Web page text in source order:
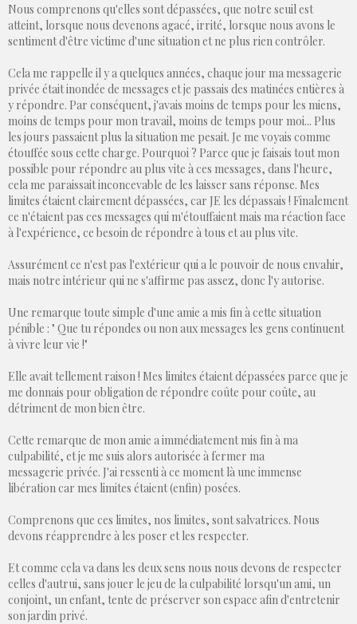
Nous comprenons qu'elles sont dépassées, que notre seuil est
atteint, lorsque nous devenons agacé, irrité, lorsque nous avons le
sentiment d'être victime d'une situation et ne plus rien contrôler.
Cela me rappelle il y a quelques années, chaque jour ma messagerie
privée était inondée de messages et je passais des matinées entières à
y répondre. Par conséquent, j'avais moins de temps pour les miens,
moins de temps pour mon travail, moins de temps pour moi... Plus
les jours passaient plus la situation me pesait. Je me voyais comme
étouffée sous cette charge. Pourquoi ? Parce que je faisais tout mon
possible pour répondre au plus vite à ces messages, dans l'heure,
cela me paraissait inconcevable de les laisser sans réponse. Mes
limites étaient clairement dépassées, car JE les dépassais ! Finalement
ce n'étaient pas ces messages qui m'étouffaient mais ma réaction face
à l'expérience, ce besoin de répondre à tous et au plus vite.
Assurément ce n'est pas l'extérieur qui a le pouvoir de nous envahir,
mais notre intérieur qui ne s'affirme pas assez, donc l'y autorise.
Une remarque toute simple d'une amie a mis fin à cette situation
pénible : " Que tu répondes ou non aux messages les gens continuent
à vivre leur vie !"
Elle avait tellement raison ! Mes limites étaient dépassées parce que je
me donnais pour obligation de répondre coûte pour coûte, au
détriment de mon bien être.
Cette remarque de mon amie a immédiatement mis fin à ma
culpabilité, et je me suis alors autorisée à fermer ma
messagerie privée. J'ai ressenti à ce moment là une immense
libération car mes limites étaient (enfin) posées.
Comprenons que ces limites, nos limites, sont salvatrices. Nous
devons réapprendre à les poser et les respecter.
Et comme cela va dans les deux sens nous nous devons de respecter
celles d'autrui, sans jouer le jeu de la culpabilité lorsqu'un ami, un
conjoint, un enfant, tente de préserver son espace afin d'entretenir
son jardin privé.